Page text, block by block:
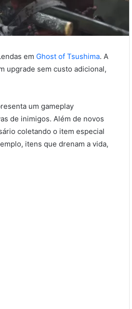
em Ghost of Tsushima. A
upgrade sem custo adicional,
um gameplay
de inimigos. Além de novos
coletando o item especial
itens que drenam a vida,